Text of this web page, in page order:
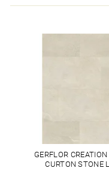
GERFLOR
CURTON STONE